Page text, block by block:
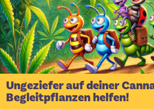
Ungeziefer auf deiner
Begleitpflanzen helfen!